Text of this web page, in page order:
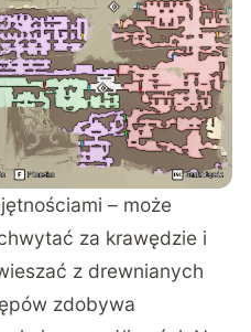
– może
za krawędzie i
z drewnianych
zdobywa